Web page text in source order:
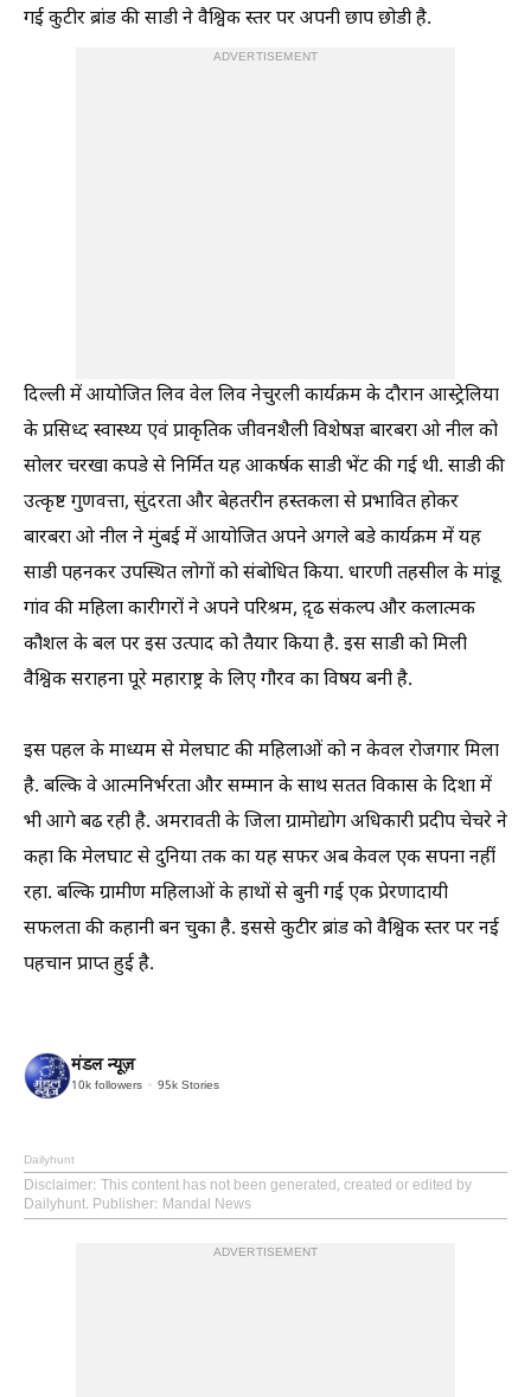
गई कुटीर ब्रांड की साडी ने वैश्विक स्तर पर अपनी छाप छोडी है.
ADVERTISEMENT
दिल्ली में आयोजित लिव वेल लिव नेचुरली कार्यक्रम के दौरान आस्ट्रेलिया
के प्रसिध्द स्वास्थ्य एवं प्राकृतिक जीवनशैली विशेषज्ञ बारबरा ओ नील को
सोलर चरखा कपडे से निर्मित यह आकर्षक साडी भेंट की गई थी. साडी की
उत्कृष्ट गुणवत्ता, सुंदरता और बेहतरीन हस्तकला से प्रभावित होकर
बारबरा ओ नील ने मुंबई में आयोजित अपने अगले बडे कार्यक्रम में यह
साडी पहनकर उपस्थित लोगों को संबोधित किया. धारणी तहसील के मांडू
गांव की महिला कारीगरों ने अपने परिश्रम, द़ृढ संकल्प और कलात्मक
कौशल के बल पर इस उत्पाद को तैयार किया है. इस साडी को मिली
वैश्विक सराहना पूरे महाराष्ट्र के लिए गौरव का विषय बनी है.
इस पहल के माध्यम से मेलघाट की महिलाओं को न केवल रोजगार मिला
है. बल्कि वे आत्मनिर्भरता और सम्मान के साथ सतत विकास के दिशा में
भी आगे बढ रही है. अमरावती के जिला ग्रामोद्योग अधिकारी प्रदीप चेचरे ने
कहा कि मेलघाट से दुनिया तक का यह सफर अब केवल एक सपना नहीं
रहा. बल्कि ग्रामीण महिलाओं के हाथों से बुनी गई एक प्रेरणादायी
सफलता की कहानी बन चुका है. इससे कुटीर ब्रांड को वैश्विक स्तर पर नई
पहचान प्राप्त हुई है.
मंडल न्यूज़
10k followers 95k Stories
Dailyhunt
Disclaimer: This content has not been generated, created or edited by
Dailyhunt. Publisher: Mandal News
ADVERTISEMENT